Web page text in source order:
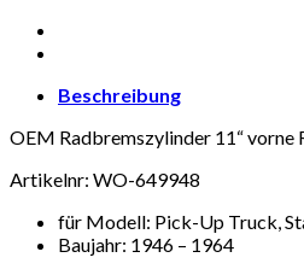
Beschreibung
OEM Radbremszylinder 11“ vorne
Artikelnr: WO-649948
für Modell: Pick-Up Truck,
Baujahr: 1946 – 1964